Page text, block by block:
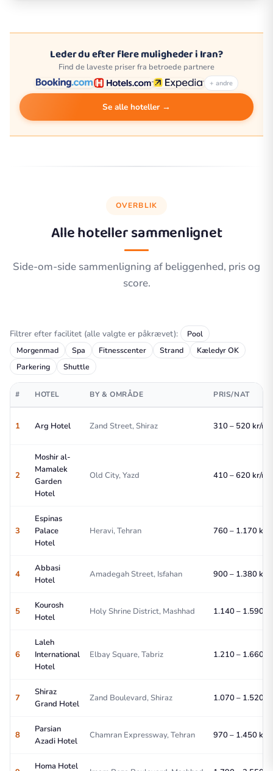
Leder du efter flere muligheder i Iran?
Find de laveste priser fra betroede partnere
+ andre
Se alle hoteller →
OVERBLIK
Alle hoteller sammenlignet
Side-om-side sammenligning af beliggenhed, pris og
score.
Filtrer efter facilitet (alle valgte er påkrævet):
Pool
Morgenmad
Spa Fitnesscenter Strand
Kæledyr OK
Parkering
Shuttle
# HOTEL BY & OMRÅDE PRIS/NAT
1 Arg Hotel Zand Street, Shiraz 310 – 520 kr/nat
2
Moshir al-
Mamalek
Garden
Hotel
Old City, Yazd 410 – 620 kr/nat
3
Espinas
Palace
Hotel
Heravi, Tehran 760 – 1.170 kr/
4
Abbasi
Hotel
Amadegah Street, Isfahan 900 – 1.380 kr/
5
Kourosh
Hotel
Holy Shrine District, Mashhad 1.140 – 1.590
6
Laleh
International
Hotel
Elbay Square, Tabriz 1.210 – 1.660
7
Shiraz
Grand Hotel
Zand Boulevard, Shiraz 1.070 – 1.520
8
Parsian
Azadi Hotel
Chamran Expressway, Tehran 970 – 1.450 kr/
Homa Hotel